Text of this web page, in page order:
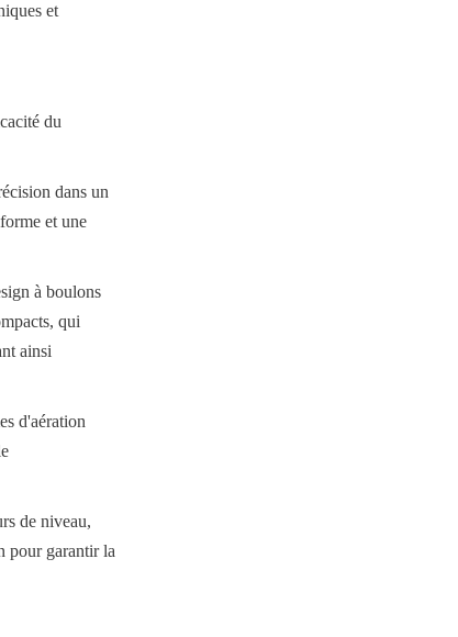
et
du
dans un
et une
à boulons
qui
ainsi
d'aération
de niveau,
pour garantir la